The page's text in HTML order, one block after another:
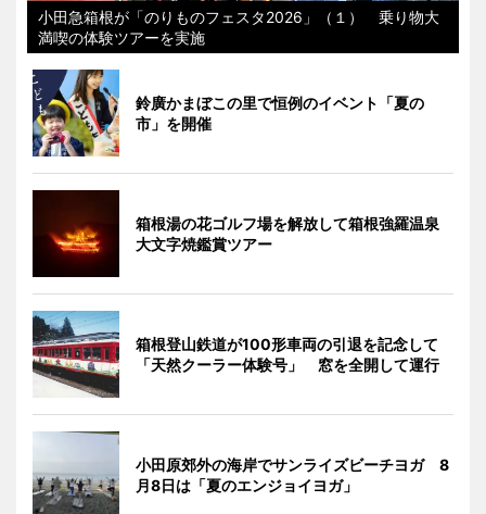
小田急箱根が「のりものフェスタ2026」（１） 乗り物大
満喫の体験ツアーを実施
鈴廣かまぼこの里で恒例のイベント「夏の
市」を開催
箱根湯の花ゴルフ場を解放して箱根強羅温泉
大文字焼鑑賞ツアー
箱根登山鉄道が100形車両の引退を記念して
「天然クーラー体験号」 窓を全開して運行
小田原郊外の海岸でサンライズビーチヨガ 8
月8日は「夏のエンジョイヨガ」